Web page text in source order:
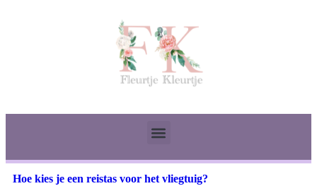
Hoe kies je een reistas voor het vliegtuig?